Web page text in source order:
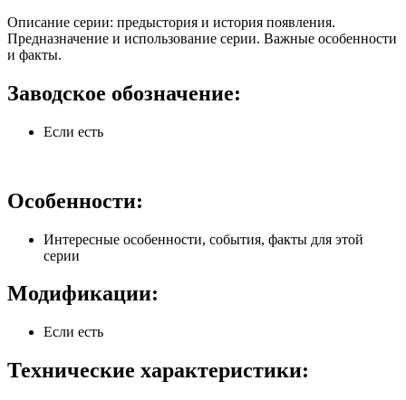
Описание серии: предыстория и история появления.
Предназначение и использование серии. Важные особенности
и факты.
Заводское обозначение:
Если есть
Особенности:
Интересные особенности, события, факты для этой
серии
Модификации:
Если есть
Технические характеристики: